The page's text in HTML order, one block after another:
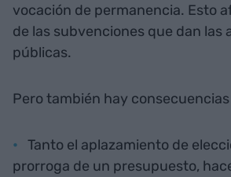
vocación de permanencia. Esto
de las subvenciones que dan las
públicas.
Pero también hay
Tanto el aplazamiento de
prorroga de un presupuesto,